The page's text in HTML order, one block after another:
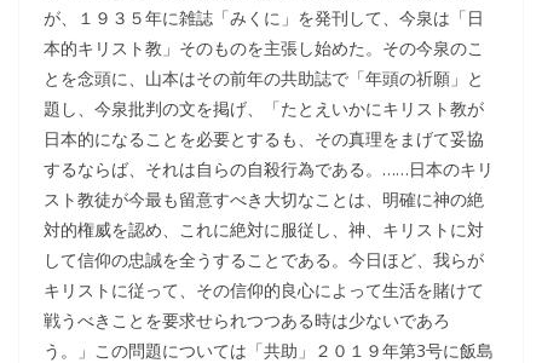
が、１９３５年に雑誌「みくに」を発刊して、今泉は「日
本的キリスト教」そのものを主張し始めた。その今泉のこ
とを念頭に、山本はその前年の共助誌で「年頭の祈願」と
題し、今泉批判の文を掲げ、「たとえいかにキリスト教が
日本的になることを必要とするも、その真理をまげて妥協
するならば、それは自らの自殺行為である。……日本のキリ
スト教徒が今最も留意すべき大切なことは、明確に神の絶
対的権威を認め、これに絶対に服従し、神、キリストに対
して信仰の忠誠を全うすることである。今日ほど、我らが
キリストに従って、その信仰的良心によって生活を賭けて
戦うべきことを要求せられつつある時は少ないであろ
う。」この問題については「共助」２０１９年第3号に飯島